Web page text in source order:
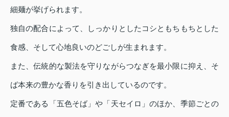
細麺が挙げられます。
独自の配合によって、しっかりとしたコシともちもちとした
食感、そして心地良いのどごしが生まれます。
また、伝統的な製法を守りながらつなぎを最小限に抑え、そ
ば本来の豊かな香りを引き出しているのです。
定番である「五色そば」や「天セイロ」のほか、季節ごとの